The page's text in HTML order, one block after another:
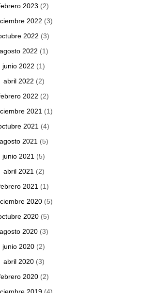
2023 (2)
2022 (3)
2022 (3)
agosto 2022 (1)
junio 2022 (1)
abril 2022 (2)
2022 (2)
2021 (1)
2021 (4)
agosto 2021 (5)
junio 2021 (5)
abril 2021 (2)
2021 (1)
2020 (5)
2020 (5)
agosto 2020(3)
junio 2020 (2)
abril 2020(3)
2020 (2)